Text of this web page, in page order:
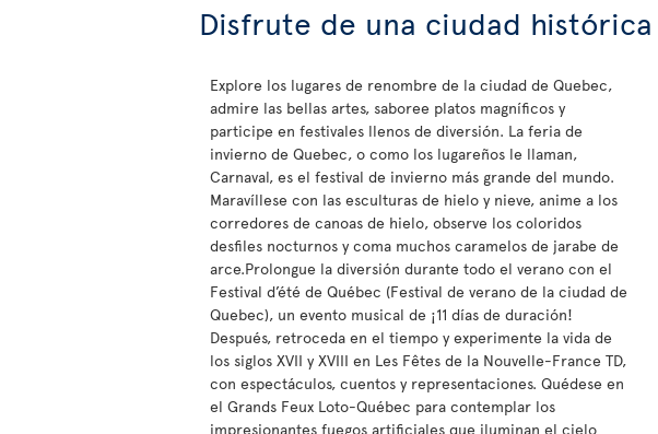
Disfrute de una ciudad
Explore los lugares de renombre de la ciudad de Quebec,
admire las bellas artes, saboree platos magníficos y
participe en festivales llenos de diversión. La feria de
invierno de Quebec, o como los lugareños le llaman,
Carnaval, es el festival de invierno más grande del mundo.
Maravíllese con las esculturas de hielo y nieve, anime a los
corredores de canoas de hielo, observe los coloridos
desfiles nocturnos y coma muchos caramelos de jarabe de
arce.Prolongue la diversión durante todo el verano con el
Festival d’été de Québec (Festival de verano de la ciudad de
Quebec), un evento musical de ¡11 días de duración!
Después, retroceda en el tiempo y experimente la vida de
los siglos XVII y XVIII en Les Fêtes de la Nouvelle-France TD,
con espectáculos, cuentos y representaciones. Quédese en
el Grands Feux Loto-Québec para contemplar los
impresionantes fuegos artificiales que iluminan el cielo